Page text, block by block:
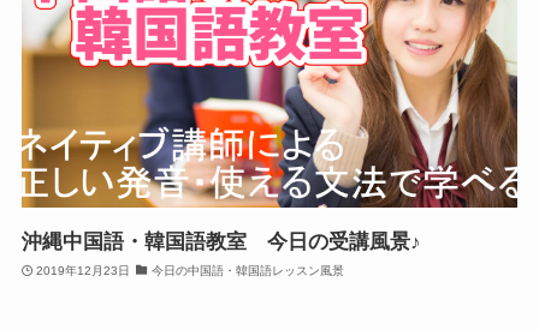
沖縄中国語・韓国語教室 今日の受講風景♪
2019年12月23日 今日の中国語・韓国語レッスン風景